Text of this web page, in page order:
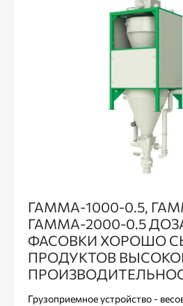
ГАММА-1000-0.5,
ГАММА-2000-0.5
ФАСОВКИ ХОРОШО
ПРОДУКТОВ
Грузоприемное устройство -